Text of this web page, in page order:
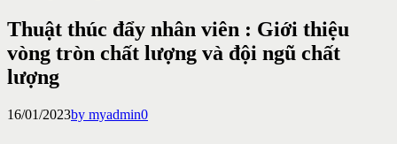
Thuật thúc đẩy nhân viên : Giới thiệu
vòng tròn chất lượng và đội ngũ chất
lượng
16/01/2023by myadmin0